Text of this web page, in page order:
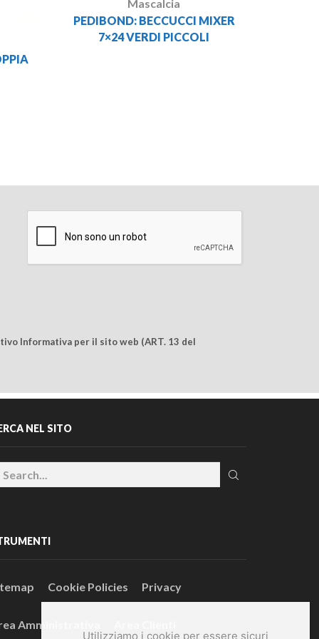
Utilizziamo i cookie per essere sicuri
Mascalcia
PEDIBOND: BECCUCCI MIXER
7×24 VERDI PICCOLI
Informativa per il sito web (ART. 13 del
NEL SITO
Cookie Policies Privacy
Amministrativa